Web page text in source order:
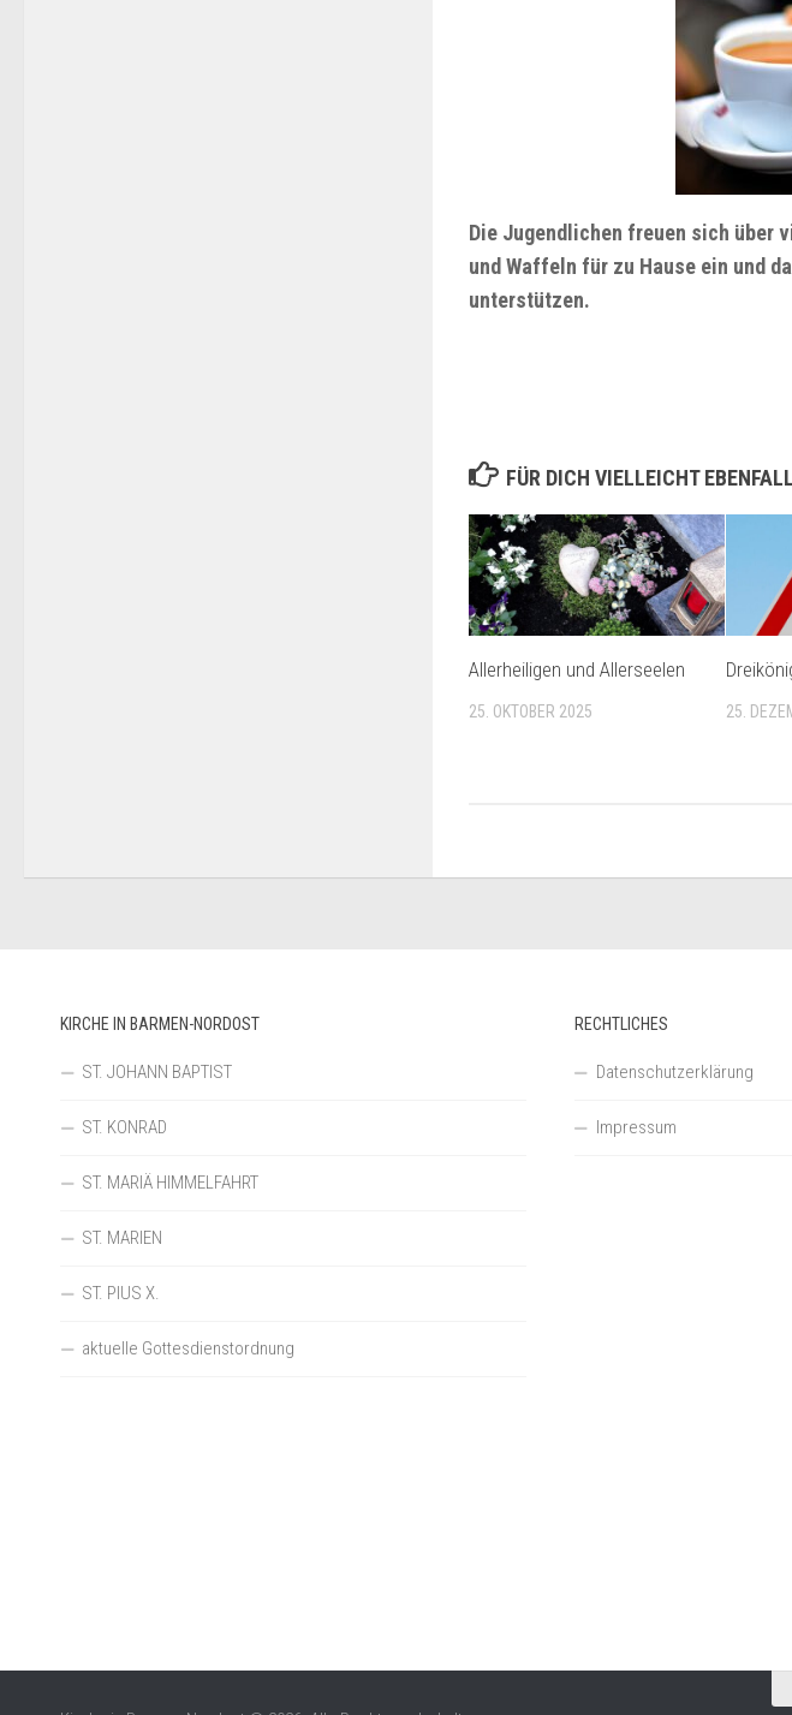
Die Jugendlichen freuen sich über
und Waffeln für zu Hause ein und
unterstützen.
FÜR DICH VIELLEICHT
Allerheiligen und Allerseelen
25. OKTOBER 2025 25.
KIRCHE IN BARMEN-NORDOST
ST. JOHANN BAPTIST
ST. KONRAD
ST. MARIÄ HIMMELFAHRT
ST. MARIEN
ST. PIUS X.
aktuelle Gottesdienstordnung
RECHTLICHES
Datenschutzerklärung
Impressum